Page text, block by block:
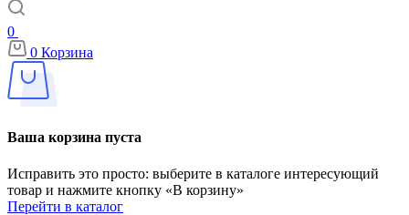
0
0 Корзина
Ваша корзина пуста
Исправить это просто: выберите в каталоге интересующий
товар и нажмите кнопку «В корзину»
Перейти в каталог